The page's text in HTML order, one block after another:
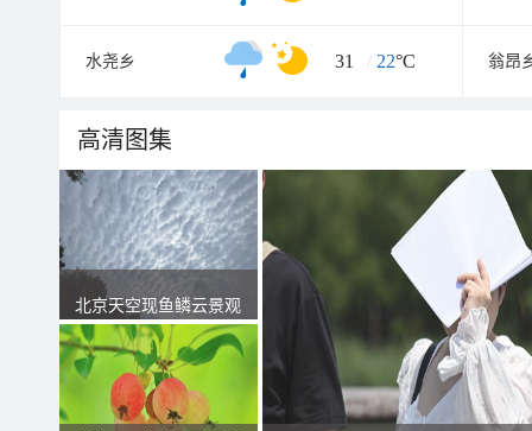
水尧乡 31 / 22°C 翁昂
高清图集
北京天空现鱼鳞云景观